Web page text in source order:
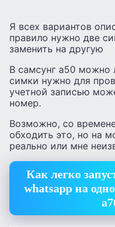
Я всех вариантов
правило нужно две
заменить на другую
В самсунг а50 можно
симки нужно для
учетной записью
номер.
Возможно, со
обходить это, но на
реально или мне
Как легко
whatsapp на